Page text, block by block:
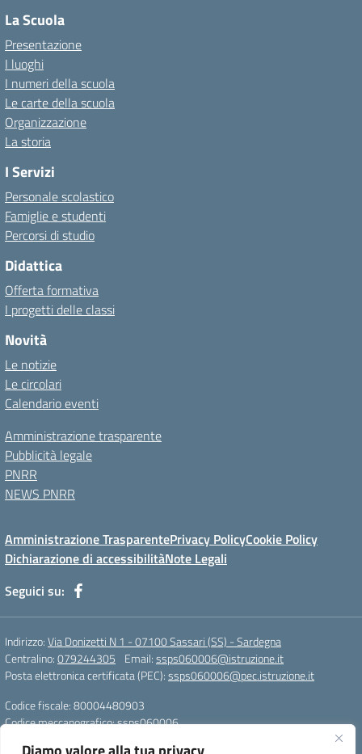
La Scuola
Presentazione
I luoghi
I numeri della scuola
Le carte della scuola
Organizzazione
La storia
I Servizi
Personale scolastico
Famiglie e studenti
Percorsi di studio
Didattica
Offerta formativa
I progetti delle classi
Novità
Le notizie
Le circolari
Calendario eventi
Amministrazione trasparente
Pubblicità legale
PNRR
NEWS PNRR
Amministrazione TrasparentePrivacy PolicyCookie Policy
Dichiarazione di accessibilitàNote Legali
Seguici su:
Indirizzo:Via Donizetti N 1 - 07100 Sassari (SS) - Sardegna
Centralino:079244305 Email:ssps060006@istruzione.it
Posta elettronica certificata (PEC):ssps060006@pec.istruzione.it
Codice fiscale: 80004480903
Codice meccanografico:ssps060006